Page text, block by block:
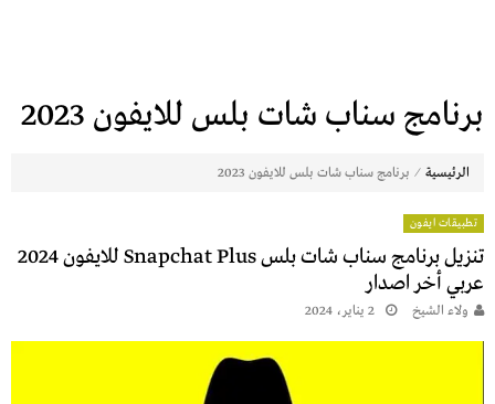
برنامج سناب شات بلس للايفون 2023
الرئيسية ⁄ برنامج سناب شات بلس للايفون 2023
تطبيقات ايفون
تنزيل برنامج سناب شات بلس Snapchat Plus للايفون 2024
عربي أخر اصدار
ولاء الشيخ 2 يناير، 2024